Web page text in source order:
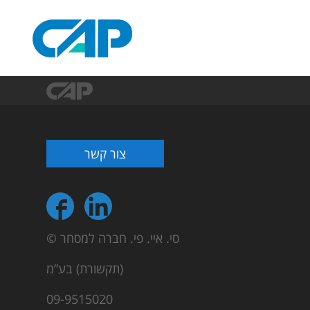
צור קשר
© סי. איי. פי. חברה למסחר
(תקשורת) בע”מ
09-9515020